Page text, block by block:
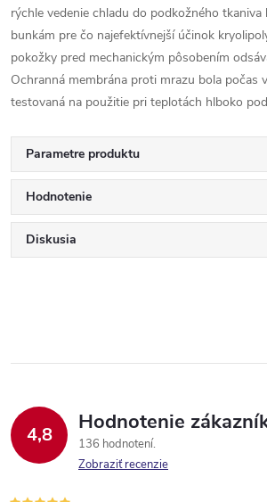
rýchle vedenie chladu do podkožného
bunkám pre čo najefektívnejší účinok
pokožky pred mechanickým pôsobením
Ochranná membrána proti mrazu bola počas
testovaná na použitie pri teplotách hlboko
Parametre produktu
Hodnotenie
Diskusia
4,8 Hodnotenie
136 hodnotení
Zobraziť recenzie